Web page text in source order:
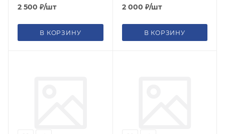
2 500 ₽/шт
В КОРЗИНУ
задвижки, белый
2 000 ₽/шт
В КОРЗИНУ